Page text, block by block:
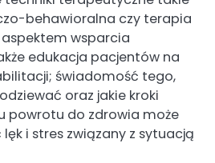
behawioralna czy terapia
wsparcia
edukacja pacjentów na
świadomość tego,
oraz jakie kroki
powrotu do zdrowia może
i stres związany z sytuacją